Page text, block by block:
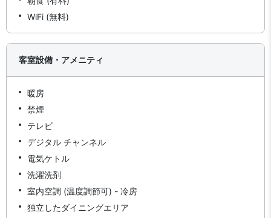
WiFi (無料)
客室設備・アメニティ
暖房
禁煙
テレビ
デジタル チャンネル
電気ケトル
洗濯洗剤
室内空調 (温度調節可) - 冷房
独立したダイニングエリア